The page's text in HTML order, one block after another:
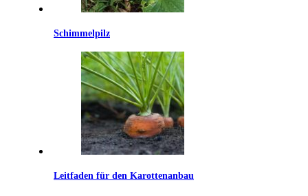
Schimmelpilz
Leitfaden für den Karottenanbau